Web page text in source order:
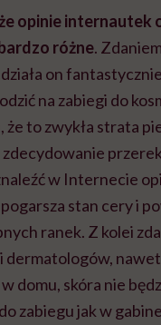
opinie internautek
różne.
on
na zabiegi do
że to zwykła strata
w Internecie
stan cery i
ranek. Z kolei
dermatologów,
domu, skóra nie
zabiegu jak w